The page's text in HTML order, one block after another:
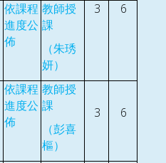
依課程
進度公
佈
教師授
課
（朱琇
妍）
3 6
依課程
進度公
佈
教師授
課
（彭喜
樞）
3 6